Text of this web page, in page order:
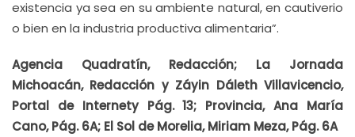
existencia ya sea en su ambiente natural, en cautiverio
o bien en la industria productiva alimentaria”.
Agencia Quadratín, Redacción; La Jornada
Michoacán, Redacción y Záyin Dáleth Villavicencio,
Portal de Internety Pág. 13; Provincia, Ana María
Cano, Pág. 6A; El Sol de Morelia, Miriam Meza, Pág. 6A